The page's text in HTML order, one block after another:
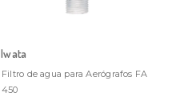
Iwata
Filtro de agua para Aerógrafos FA
450